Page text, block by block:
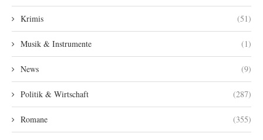
Krimis (51)
Musik & Instrumente (1)
News (9)
Politik & Wirtschaft (287)
Romane (355)